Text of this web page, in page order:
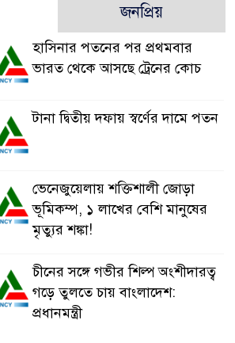
জনপ্রিয়
হাসিনার পতনের পর প্রথমবার
ভারত থেকে আসছে ট্রেনের কোচ
টানা দ্বিতীয় দফায় স্বর্ণের দামে পতন
ভেনেজুয়েলায় শক্তিশালী জোড়া
ভূমিকম্প, ১ লাখের বেশি মানুষের
মৃত্যুর শঙ্কা!
চীনের সঙ্গে গভীর শিল্প অংশীদারত্ব
গড়ে তুলতে চায় বাংলাদেশ:
প্রধানমন্ত্রী